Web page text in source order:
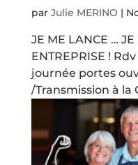
par Julie MERINO |
JE ME LANCE …
ENTREPRISE !
journée portes
/Transmission à la